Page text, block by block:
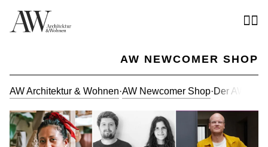
AW NEWCOMER SHOP
AW Architektur & Wohnen·AW Newcomer Shop·Der AW